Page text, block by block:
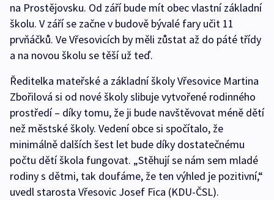
na Prostějovsku. Od září bude mít obec vlastní základní
školu. V září se začne v budově bývalé fary učit 11
prvňáčků. Ve Vřesovicích by měli zůstat až do páté třídy
a na novou školu se těší už teď.
Ředitelka mateřské a základní školy Vřesovice Martina
Zbořilová si od nové školy slibuje vytvořené rodinného
prostředí – díky tomu, že ji bude navštěvovat méně dětí
než městské školy. Vedení obce si spočítalo, že
minimálně dalších šest let bude díky dostatečnému
počtu dětí škola fungovat. „Stěhují se nám sem mladé
rodiny s dětmi, tak doufáme, že ten výhled je pozitivní,“
uvedl starosta Vřesovic Josef Fica (KDU-ČSL).